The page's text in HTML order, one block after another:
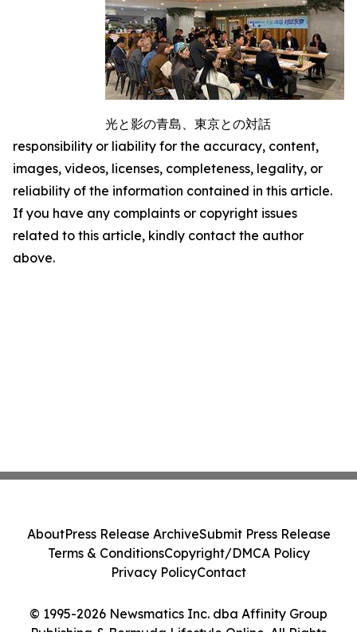
光と影の青島、東京との対話
responsibility or liability for the accuracy, content,
images, videos, licenses, completeness, legality, or
reliability of the information contained in this article.
If you have any complaints or copyright issues
related to this article, kindly contact the author
above.
© 1995-2026 Newsmatics Inc. dba Affinity Group
Publishing & Bermuda Lifestyle Online. All Rights
AboutPress Release ArchiveSubmit Press Release
Terms & ConditionsCopyright/DMCA Policy
Privacy PolicyContact